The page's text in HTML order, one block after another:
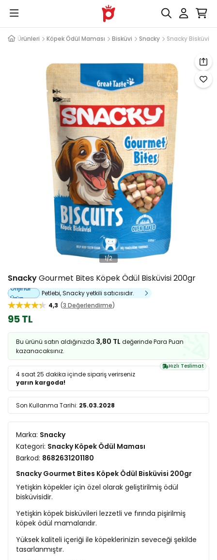
Ürünleri Köpek Ödül Maması Bisküvi Snacky Snacky Bisküvi
1/2
SnackyGourmet Bites Köpek Ödül Bisküvisi 200gr
Orijinal
Ürün
Petlebi, Snacky yetkili satıcısıdır.
4,3
3 Değerlendirme
95 TL
Bu ürünü satın aldığınızda 3,80 TL değerinde Para Puan
kazanacaksınız.
Hızlı Teslimat
4 saat 25 dakika içinde sipariş verirseniz
yarın kargoda!
Son Kullanma Tarihi: 25.03.2028
Marka: Snacky
Kategori: Snacky Köpek Ödül Maması
Barkod: 8682631201180
Snacky Gourmet Bites Köpek Ödül Bisküvisi 200gr
Yetişkin köpekler için özel olarak geliştirilmiş ödül
bisküvisidir.
Yetişkin köpek bisküvileri lezzetli ve fırında pişirilmiş
köpek ödül mamalarıdır.
Yüksek kaliteli içeriği ile köpeklerinizin seveceği şekilde
tasarlanmıştır.